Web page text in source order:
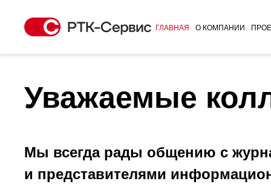
ГЛАВНАЯ О КОМПАНИИ
Уважаемые
Мы всегда рады общению с
и представителями